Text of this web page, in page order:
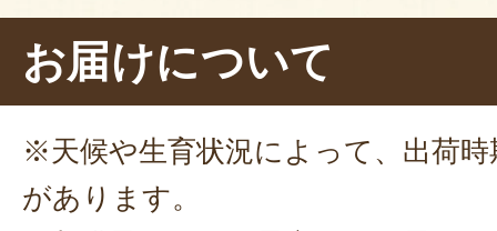
に付着したゼリーを水で洗い流し
2. 水中で茎を切る
花瓶の高さに合わせて茎を切りま
中で切るのがおすすめ！
お届けについて
※天候や生育状況によって、出荷
があります。